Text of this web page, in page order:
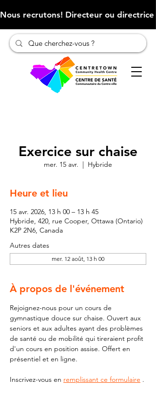
Nous recrutons! Directeur ou
Exercice sur chaise
mer. 15 avr.
  |
Hybride
Heure et lieu
15 avr. 2026, 13 h 00 – 13 h 45
Hybride, 420, rue Cooper, Ottawa (Ontario)
K2P 2N6, Canada
Autres dates
mer. 12 août, 13 h 00
À propos de l'événement
Rejoignez-nous pour un cours de
gymnastique douce sur chaise. Ouvert aux
seniors et aux adultes ayant des problèmes
de santé ou de mobilité qui tireraient profit
d'un cours en position assise. Offert en
présentiel et en ligne.
Inscrivez-vous en remplissant ce formulaire .